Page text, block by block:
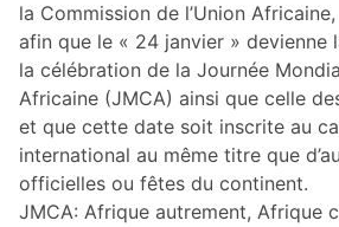
la Commission de l’Union
afin que le « 24 janvier » devienne
la célébration de la Journée
Africaine (JMCA) ainsi que celle
et que cette date soit inscrite au
international au même titre que
officielles ou fêtes du continent.
JMCA: Afrique autrement, Afrique